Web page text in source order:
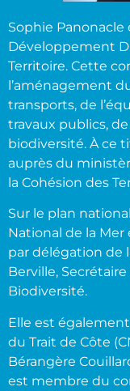
Sophie
Développement
Territoire. Cette
l’aménagement
transports, de
travaux publics,
biodiversité. À ce
auprès du
la Cohésion des
Sur le plan
National de la Mer
par délégation de
Berville,
Biodiversité.
Elle est
du Trait de Côte
Bérangère
est membre du